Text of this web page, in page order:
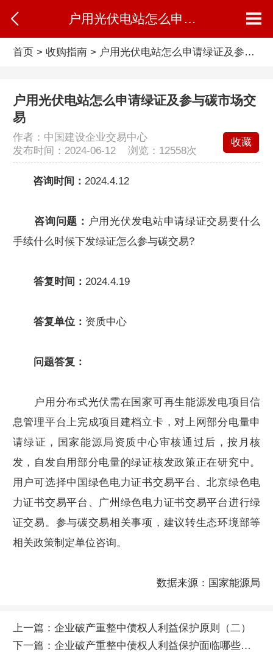
户用光伏电站怎么申请绿证及参与碳市场交易
首页> 收购指南> 户用光伏电站怎么申请绿证及参与碳市场交易
户用光伏电站怎么申请绿证及参与碳市场交
易
作者：中国建设企业交易中心
发布时间：2024-06-12 浏览： 12558次
收藏
咨询时间： 2024.4.12
咨询问题： 户用光伏发电站申请绿证交易要什么
手续什么时候下发绿证怎么参与碳交易?
答复时间： 2024.4.19
答复单位： 资质中心
问题答复：
户用分布式光伏需在国家可再生能源发电项目信
息管理平台上完成项目建档立卡，对上网部分电量申
请绿证，国家能源局资质中心审核通过后，按月核
发，自发自用部分电量的绿证核发政策正在研究中。
用户可选择中国绿色电力证书交易平台、北京绿色电
力证书交易平台、广州绿色电力证书交易平台进行绿
证交易。参与碳交易相关事项，建议转生态环境部等
相关政策制定单位咨询。
数据来源：国家能源局
上一篇： 企业破产重整中债权人利益保护原则（二）
下一篇： 企业破产重整中债权人利益保护面临哪些问题（一）